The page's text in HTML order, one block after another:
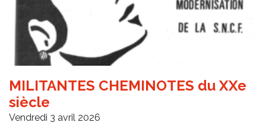
MILITANTES CHEMINOTES du XXe
siècle
Vendredi 3 avril 2026